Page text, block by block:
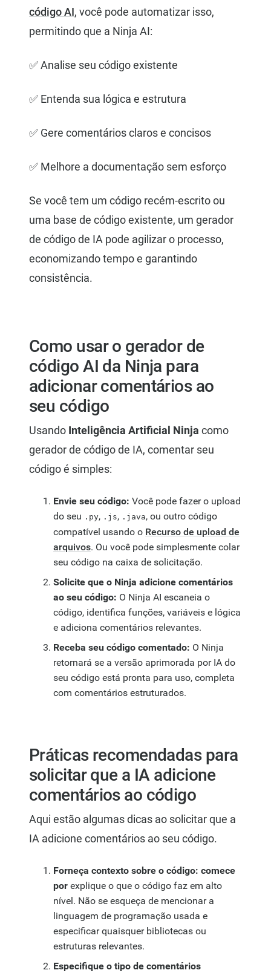
código AI, você pode automatizar isso,
permitindo que a Ninja AI:
✅ Analise seu código existente
✅ Entenda sua lógica e estrutura
✅ Gere comentários claros e concisos
✅ Melhore a documentação sem esforço
Se você tem um código recém-escrito ou
uma base de código existente, um gerador
de código de IA pode agilizar o processo,
economizando tempo e garantindo
consistência.
Como usar o gerador de
código AI da Ninja para
adicionar comentários ao
seu código
Usando Inteligência Artificial Ninja como
gerador de código de IA, comentar seu
código é simples:
Envie seu código: Você pode fazer o upload
do seu .py, .js, .java, ou outro código
compatível usando o Recurso de upload de
arquivos. Ou você pode simplesmente colar
seu código na caixa de solicitação.
Solicite que o Ninja adicione comentários
ao seu código: O Ninja AI escaneia o
código, identifica funções, variáveis e lógica
e adiciona comentários relevantes.
Receba seu código comentado: O Ninja
retornará se a versão aprimorada por IA do
seu código está pronta para uso, completa
com comentários estruturados.
Práticas recomendadas para
solicitar que a IA adicione
comentários ao código
Aqui estão algumas dicas ao solicitar que a
IA adicione comentários ao seu código.
Forneça contexto sobre o código: comece
por explique o que o código faz em alto
nível. Não se esqueça de mencionar a
linguagem de programação usada e
especificar quaisquer bibliotecas ou
estruturas relevantes.
Especifique o tipo de comentários